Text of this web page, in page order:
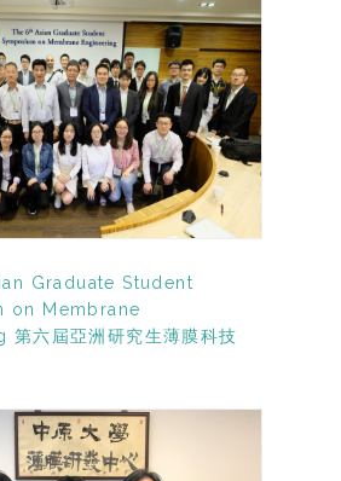
Graduate Student
on Membrane
第六屆亞洲研究生薄膜科技